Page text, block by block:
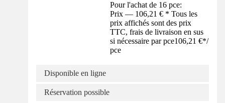
Pour l'achat de 16 pce:
Prix — 106,21 € * Tous les
prix affichés sont des prix
TTC, frais de livraison en sus
si nécessaire par pce106,21 €*/
pce
Disponible en ligne
Réservation possible